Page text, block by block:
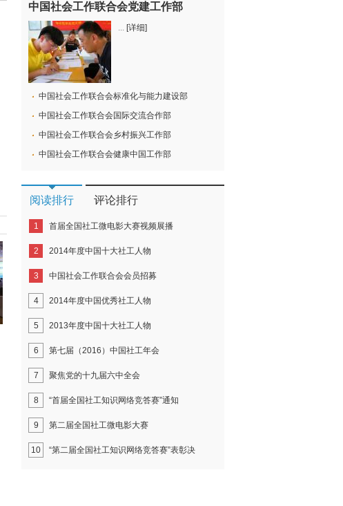
中国社会工作联合会党建工作部
... [详细]
中国社会工作联合会标准化与能力建设部
中国社会工作联合会国际交流合作部
中国社会工作联合会乡村振兴工作部
中国社会工作联合会健康中国工作部
阅读排行 评论排行
1 首届全国社工微电影大赛视频展播
2 2014年度中国十大社工人物
3 中国社会工作联合会会员招募
4 2014年度中国优秀社工人物
5 2013年度中国十大社工人物
6 第七届（2016）中国社工年会
7 聚焦党的十九届六中全会
8 “首届全国社工知识网络竞答赛”通知
9 第二届全国社工微电影大赛
10 “第二届全国社工知识网络竞答赛”表彰决